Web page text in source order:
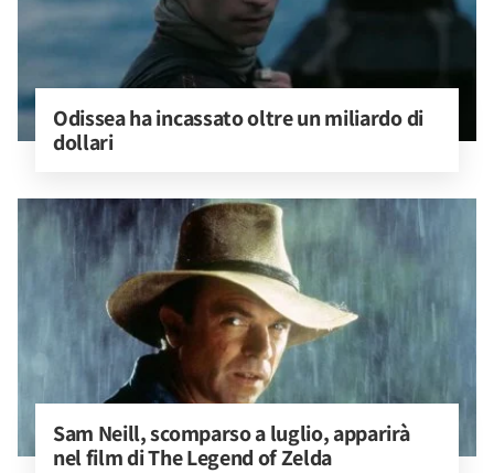
Odissea ha incassato oltre un miliardo di
dollari
Sam Neill, scomparso a luglio, apparirà
nel film di The Legend of Zelda